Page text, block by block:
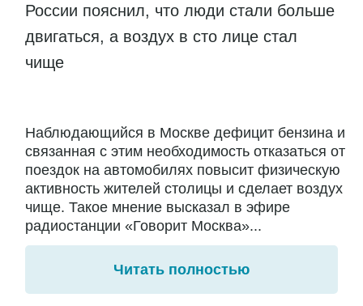
России пояснил, что люди стали больше
двигаться, а воздух в сто лице стал
чище
Наблюдающийся в Москве дефицит бензина и
связанная с этим необходимость отказаться от
поездок на автомобилях повысит физическую
активность жителей столицы и сделает воздух
чище. Такое мнение высказал в эфире
радиостанции «Говорит Москва»...
Читать полностью